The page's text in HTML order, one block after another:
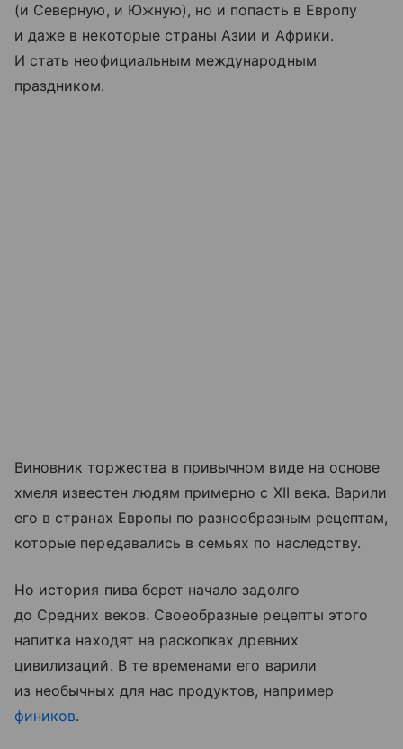
(и Северную, и Южную), но и попасть в Европу
и даже в некоторые страны Азии и Африки.
И стать неофициальным международным
праздником.
Виновник торжества в привычном виде на основе
хмеля известен людям примерно с XII века. Варили
его в странах Европы по разнообразным рецептам,
которые передавались в семьях по наследству.
Но история пива берет начало задолго
до Средних веков. Своеобразные рецепты этого
напитка находят на раскопках древних
цивилизаций. В те временами его варили
из необычных для нас продуктов, например
фиников.